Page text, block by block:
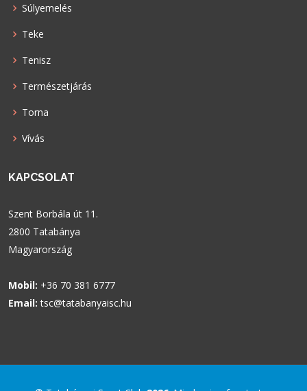
Súlyemelés
Teke
Tenisz
Természetjárás
Torna
Vívás
KAPCSOLAT
Szent Borbála út 11.
2800 Tatabánya
Magyarország
Mobil: +36 70 381 6777
Email: tsc@tatabanyaisc.hu